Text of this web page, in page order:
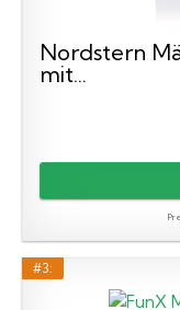
Nordstern
mit...
#3: